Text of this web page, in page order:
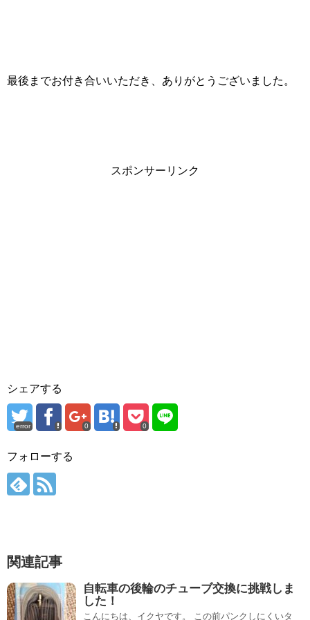
最後までお付き合いいただき、ありがとうございました。
スポンサーリンク
シェアする
error 0 0
フォローする
関連記事
自転車の後輪のチューブ交換に挑戦しま
した！
こんにちは、イクヤです。 この前パンクしにくいタ